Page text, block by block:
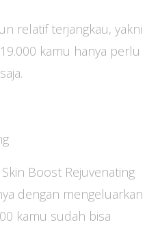
relatif terjangkau, yakni
kamu hanya perlu
Boost Rejuvenating
dengan mengeluarkan
kamu sudah bisa